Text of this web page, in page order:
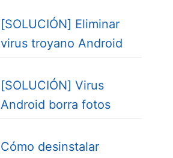
[SOLUCIÓN] Eliminar
virus troyano Android
[SOLUCIÓN] Virus
Android borra fotos
Cómo desinstalar